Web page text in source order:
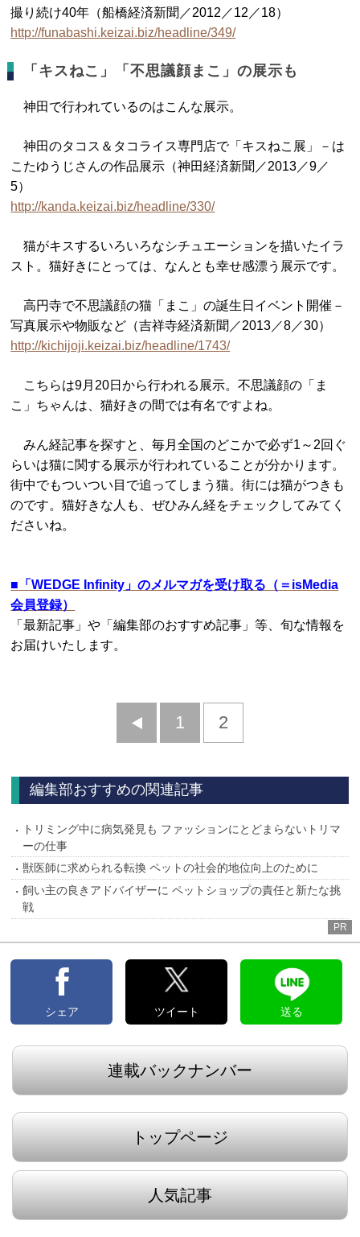
撮り続け40年（船橋経済新聞／2012／12／18）
http://funabashi.keizai.biz/headline/349/
「キスねこ」「不思議顔まこ」の展示も
神田で行われているのはこんな展示。
神田のタコス＆タコライス専門店で「キスねこ展」－は
こたゆうじさんの作品展示（神田経済新聞／2013／9／
5）
http://kanda.keizai.biz/headline/330/
猫がキスするいろいろなシチュエーションを描いたイラ
スト。猫好きにとっては、なんとも幸せ感漂う展示です。
高円寺で不思議顔の猫「まこ」の誕生日イベント開催－
写真展示や物販など（吉祥寺経済新聞／2013／8／30）
http://kichijoji.keizai.biz/headline/1743/
こちらは9月20日から行われる展示。不思議顔の「ま
こ」ちゃんは、猫好きの間では有名ですよね。
みん経記事を探すと、毎月全国のどこかで必ず1～2回ぐ
らいは猫に関する展示が行われていることが分かります。
街中でもついつい目で追ってしまう猫。街には猫がつきも
のです。猫好きな人も、ぜひみん経をチェックしてみてく
ださいね。
■ 「WEDGE Infinity」のメルマガを受け取る（＝isMedia
会員登録）
「最新記事」や「編集部のおすすめ記事」等、旬な情報を
お届けいたします。
前
1 2
編集部おすすめの関連記事
トリミング中に病気発見も ファッションにとどまらないトリマ
ーの仕事
獣医師に求められる転換 ペットの社会的地位向上のために
飼い主の良きアドバイザーに ペットショップの責任と新たな挑
戦
PR
シェア ツイート 送る
連載バックナンバー
トップページ
人気記事